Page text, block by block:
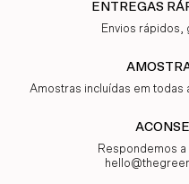
ENTREGAS
Envios rápidos,
Amostras incluídas em todas
Respondemos a